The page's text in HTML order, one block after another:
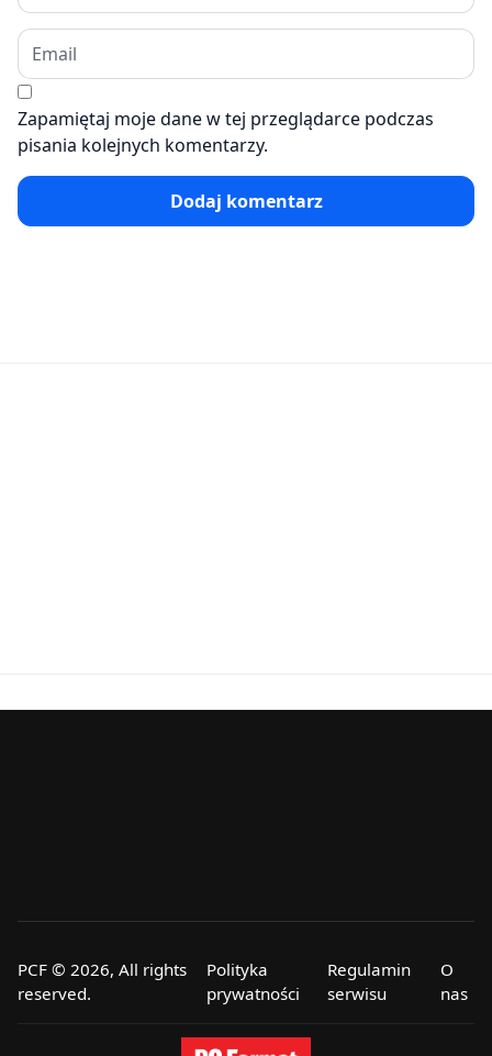
Zapamiętaj moje dane w tej przeglądarce podczas
pisania kolejnych komentarzy.
Dodaj komentarz
PCF © 2026, All rights
reserved.
Polityka
prywatności
Regulamin
serwisu
O
nas